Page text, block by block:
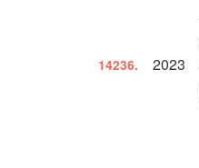
14236. 2023